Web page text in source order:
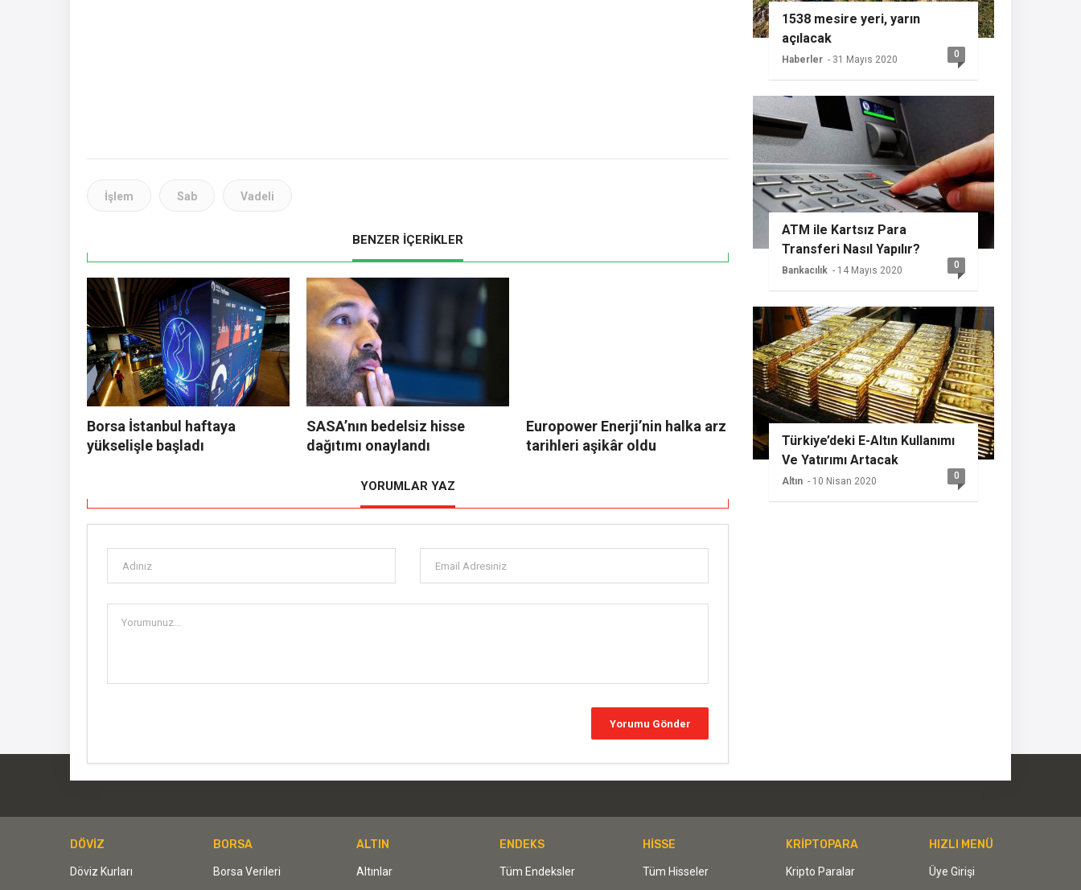
İşlem Sab Vadeli
BENZER İÇERİKLER
Borsa İstanbul haftaya
yükselişle başladı
SASA’nın bedelsiz hisse
dağıtımı onaylandı
Europower Enerji’nin halka arz
tarihleri aşikâr oldu
YORUMLAR YAZ
1538 mesire yeri, yarın
açılacak
Haberler - 31 Mayıs 2020 0
ATM ile Kartsız Para
Transferi Nasıl Yapılır?
Bankacılık - 14 Mayıs 2020 0
Türkiye’deki E-Altın Kullanımı
Ve Yatırımı Artacak
Altın - 10 Nisan 2020 0
DÖVİZ
Döviz Kurları
BORSA
Borsa Verileri
ALTIN
Altınlar
ENDEKS
Tüm Endeksler
HİSSE
Tüm Hisseler
KRİPTOPARA
Kripto Paralar
HIZLI MENÜ
Üye Girişi